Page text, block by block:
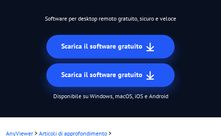
Software per desktop remoto gratuito, sicuro e veloce
Scarica il software gratuito
Scarica il software gratuito
Disponibile su Windows, macOS, iOS e Android
AnyViewer > Articoli di approfondimento >